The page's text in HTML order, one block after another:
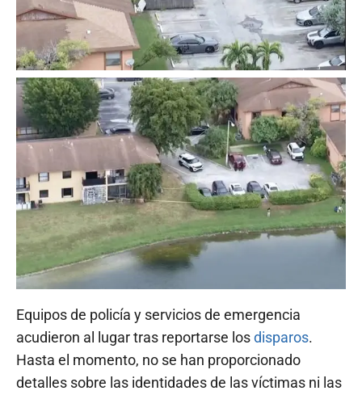
Equipos de policía y servicios de emergencia
acudieron al lugar tras reportarse losdisparos.
Hasta el momento, no se han proporcionado
detalles sobre las identidades de las víctimas ni las